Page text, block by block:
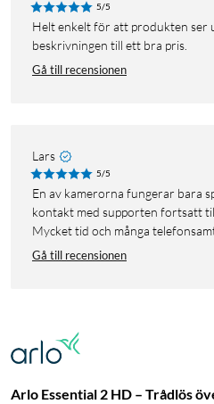
5/5
Helt enkelt för att produkten ser ut att motsvara
beskrivningen till ett bra pris.
Gå till recensionen
Lars
5/5
En av kamerorna fungerar bara sporadiskt. Har haft god
kontakt med supporten fortsatt
Mycket tid och många
Gå till recensionen
Arlo Essential 2 HD – Trådlös